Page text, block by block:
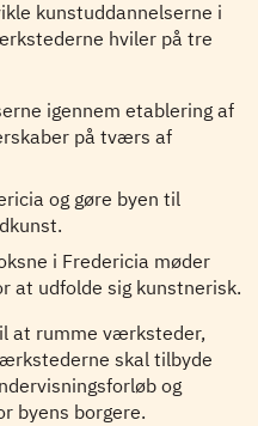
kunstuddannelserne i
hviler på tre
igennem etablering af
på tværs af
og gøre byen til
i Fredericia møder
at udfolde sig kunstnerisk.
at rumme værksteder,
skal tilbyde
og
byens borgere.